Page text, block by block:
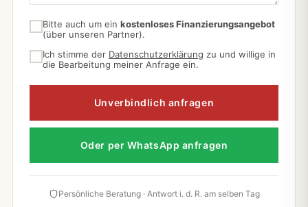
Bitte auch um ein kostenloses Finanzierungsangebot
(über unseren Partner).
Ich stimme der Datenschutzerklärung zu und willige in
die Bearbeitung meiner Anfrage ein.
Unverbindlich anfragen
Oder per WhatsApp anfragen
Persönliche Beratung · Antwort i. d. R. am selben Tag